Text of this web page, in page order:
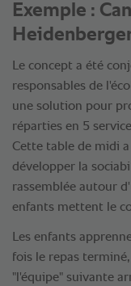
Exemple :
Le concept a été
responsables de
une solution pour
réparties en 5
Cette table de midi
développer la
rassemblée autour
enfants mettent le
Les enfants
fois le repas
"l'équipe" suivante